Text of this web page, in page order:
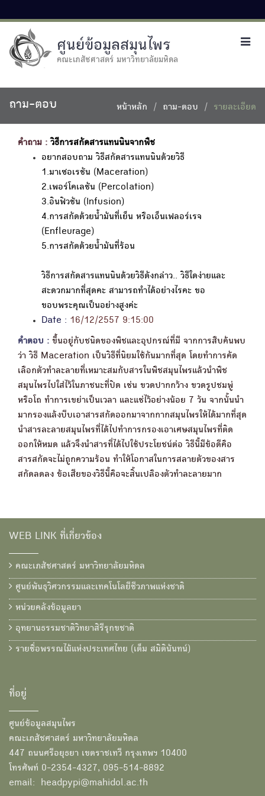
ศูนย์ข้อมูลสมุนไพร
คณะเภสัชศาสตร์ มหาวิทยาลัยมหิดล
ถาม-ตอบ หน้าหลัก ถาม-ตอบ รายละเอียด
คำถาม : วิธีการสกัดสารแทนนินจากพืช
อยากสอบถาม วิธีสกัดสารแทนนินด้วยวิธี
1.มาเซอเรชัน (Maceration)
2.เพอร์โคเลชัน (Percolation)
3.อินฟิวชัน (Infusion)
4.การสกัดด้วยน้ำมันที่เย็น หรือเอ็นเฟลอร์เรจ
(Enfleurage)
5.การสกัดด้วยน้ำมันที่ร้อน
วิธีการสกัดสารแทนนินด้วยวิธีดังกล่าว.. วิธีใดง่ายและ
สะดวกมากที่สุดคะ สามารถทำได้อย่างไรคะ ขอ
ขอบพระคุณเป็นอย่างสูงค่ะ
Date : 16/12/2557 9:15:00
คำตอบ : ขึ้นอยู่กับชนิดของพืชและอุปกรณ์ที่มี จากการสืบค้นพบ
ว่า วิธี Maceration เป็นวิธีที่นิยมใช้กันมากที่สุด โดยทำการคัด
เลือกตัวทำละลายที่เหมาะสมกับสารในพืชสมุนไพรแล้วนำพืช
สมุนไพรไปใส่ไว้ในภาชนะที่ปิด เช่น ขวดปากกว้าง ขวดรูปชมพู่
หรือโถ ทำการเขย่าเป็นเวลา และแช่ไว้อย่างน้อย 7 วัน จากนั้นนำ
มากรองแล้งบีบเอาสารสกัดออกมาจากกากสมุนไพรให้ได้มากที่สุด
นำสารละลายสมุนไพรที่ได้ไปทำการกรองเอาเศษสมุนไพรที่ติด
ออกให้หมด แล้วจึงนำสารที่ได้ไปใช้ประโยชน์ต่อ วิธีนี้มีข้อดีคือ
สารสกัดจะไม่ถูกความร้อน ทำให้โอกาสในการสลายตัวของสาร
สกัดลดลง ข้อเสียของวิธีนี้คือจะสิ้นเปลืองตัวทำละลายมาก
WEB LINK ที่เกี่ยวข้อง
คณะเภสัชศาสตร์ มหาวิทยาลัยมหิดล
ศูนย์พันธุวิศวกรรมและเทคโนโลยีชีวภาพแห่งชาติ
หน่วยคลังข้อมูลยา
อุทยานธรรมชาติวิทยาสิรีรุกขชาติ
รายชื่อพรรณไม้แห่งประเทศไทย (เต็ม สมิตินันทน์)
ที่อยู่
ศูนย์ข้อมูลสมุนไพร
คณะเภสัชศาสตร์ มหาวิทยาลัยมหิดล
447 ถนนศรีอยุธยา เขตราชเทวี กรุงเทพฯ 10400
โทรศัพท์ 0-2354-4327, 095-514-8892
email: headpypi@mahidol.ac.th